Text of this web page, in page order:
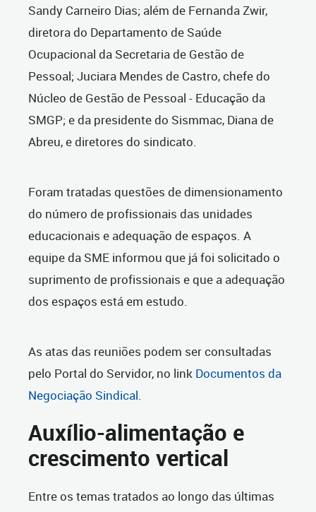
Sandy Carneiro Dias; além de Fernanda Zwir,
diretora do Departamento de Saúde
Ocupacional da Secretaria de Gestão de
Pessoal; Juciara Mendes de Castro, chefe do
Núcleo de Gestão de Pessoal - Educação da
SMGP; e da presidente do Sismmac, Diana de
Abreu, e diretores do sindicato.
Foram tratadas questões de dimensionamento
do número de profissionais das unidades
educacionais e adequação de espaços. A
equipe da SME informou que já foi solicitado o
suprimento de profissionais e que a adequação
dos espaços está em estudo.
As atas das reuniões podem ser consultadas
pelo Portal do Servidor, no link Documentos da
Negociação Sindical.
Auxílio-alimentação e
crescimento vertical
Entre os temas tratados ao longo das últimas